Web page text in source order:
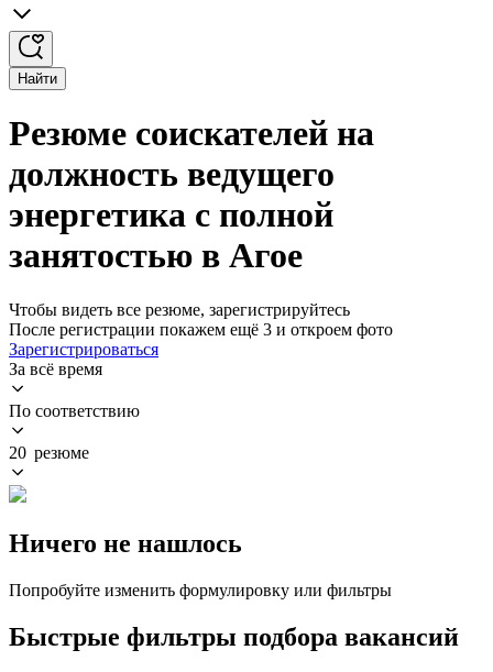
Найти
Резюме соискателей на
должность ведущего
энергетика с полной
занятостью в Агое
Чтобы видеть все резюме, зарегистрируйтесь
После регистрации покажем ещё 3 и откроем фото
Зарегистрироваться
За всё время
По соответствию
20 резюме
Ничего не нашлось
Попробуйте изменить формулировку или фильтры
Быстрые фильтры подбора вакансий